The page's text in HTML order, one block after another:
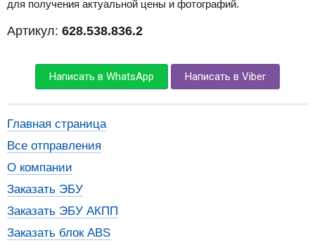
для получения актуальной цены и фотографий.
Артикул: 628.538.836.2
Написать в WhatsApp Написать в Viber
Главная страница
Все отправления
О компании
Заказать ЭБУ
Заказать ЭБУ АКПП
Заказать блок ABS